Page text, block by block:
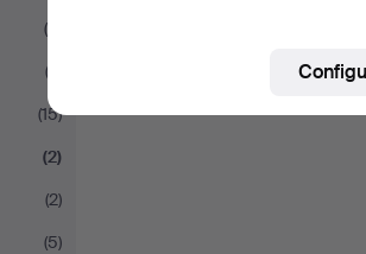
(4)
(2)
(15)
(2)
(2)
(5)